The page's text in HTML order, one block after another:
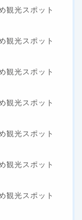
観光スポット
観光スポット
観光スポット
観光スポット
観光スポット
観光スポット
観光スポット